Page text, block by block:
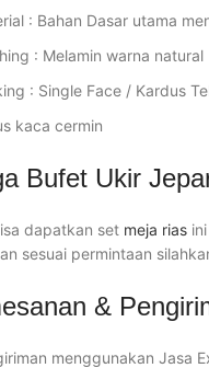
: Bahan Dasar utama
: Melamin warna natural
: Single Face / Kardus
kaca cermin
Bufet Ukir
dapatkan set meja rias
sesuai permintaan
&
menggunakan Jasa